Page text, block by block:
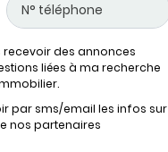
recevoir des annonces
liées à ma recherche
par sms/email les infos sur
nos partenaires